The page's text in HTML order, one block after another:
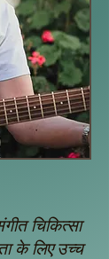
चिकित्सा
के लिए उच्च